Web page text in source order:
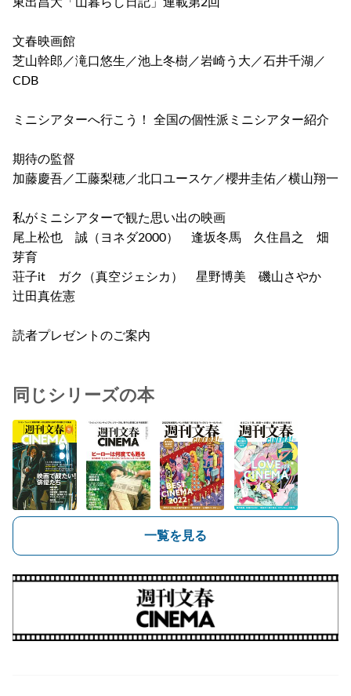
文春映画館
芝山幹郎／滝口悠生／池上冬樹／岩崎う大／石井千湖／
CDB
ミニシアターへ行こう！ 全国の個性派ミニシアター紹介
期待の監督
加藤慶吾／工藤梨穂／北口ユースケ／櫻井圭佑／横山翔一
私がミニシアターで観た思い出の映画
尾上松也 誠（ヨネダ2000） 逢坂冬馬 久住昌之 畑
芽育
荘子it ガク（真空ジェシカ） 星野博美 磯山さやか
辻田真佐憲
読者プレゼントのご案内
同じシリーズの本
一覧を見る